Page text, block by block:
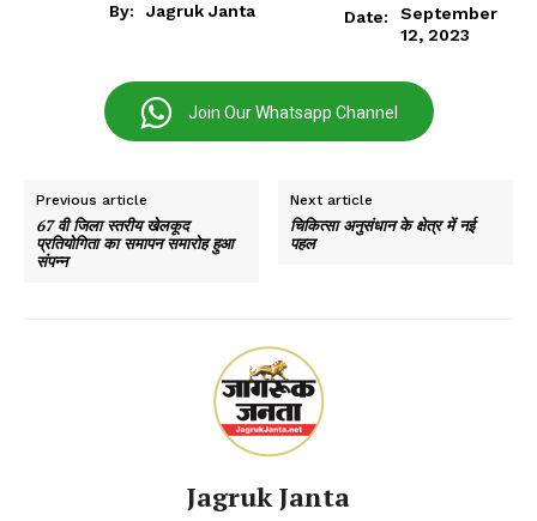
By: Jagruk Janta Date:
September
12, 2023
Join Our Whatsapp Channel
Previous article
67 वी जिला स्तरीय खेलकूद
प्रतियोगिता का समापन समारोह हुआ
संपन्न
Next article
चिकित्सा अनुसंधान के क्षेत्र में नई
पहल
Jagruk Janta